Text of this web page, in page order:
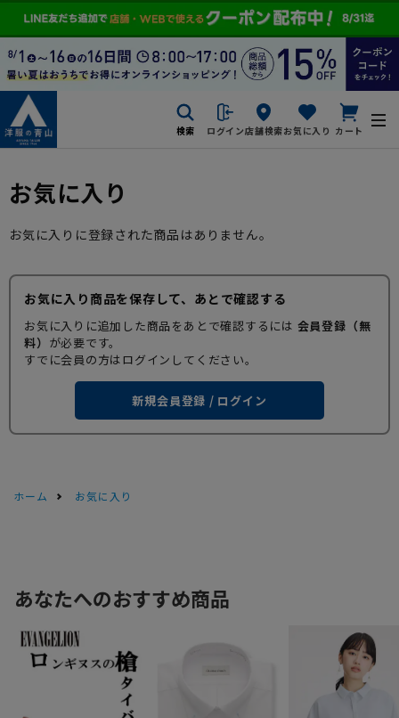
検索 ログイン店舗検索お気に入り カート
お気に入り
お気に入りに登録された商品はありません。
お気に入り商品を保存して、あとで確認する
お気に入りに追加した商品をあとで確認するには 会員登録（無
料） が必要です。
すでに会員の方はログインしてください。
新規会員登録 / ログイン
ホーム お気に入り